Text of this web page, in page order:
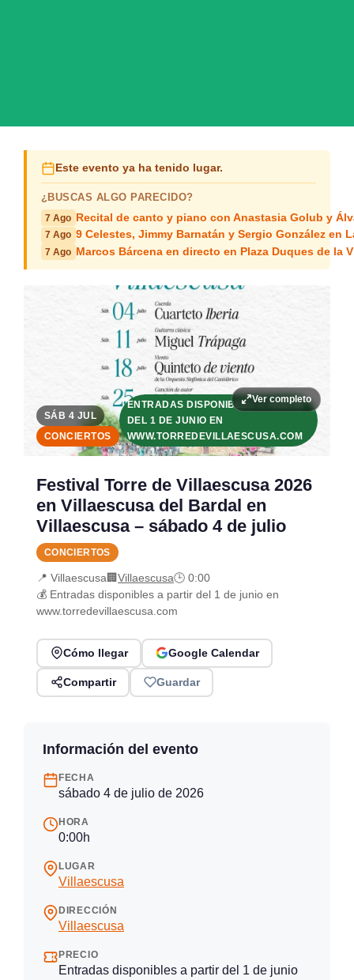
Este evento ya ha tenido lugar.
¿BUSCAS ALGO PARECIDO?
7 Ago Recital de canto y piano con Anastasia Golub y
7 Ago 9 Celestes, Jimmy Barnatán y Sergio González en
7 Ago Marcos Bárcena en directo en Plaza Duques de la
Ver completo
SÁB 4 JUL
CONCIERTOS
ENTRADAS DISPONIBLES A PARTIR
DEL 1 DE JUNIO EN
WWW.TORREDEVILLAESCUSA.COM
Festival Torre de Villaescusa 2026
en Villaescusa del Bardal en
Villaescusa – sábado 4 de julio
CONCIERTOS
📍 Villaescusa🏢Villaescusa🕒 0:00
💰 Entradas disponibles a partir del 1 de junio en
www.torredevillaescusa.com
Cómo llegar Google Calendar
Compartir Guardar
Información del evento
FECHA
sábado 4 de julio de 2026
HORA
0:00h
LUGAR
Villaescusa
DIRECCIÓN
Villaescusa
PRECIO
Entradas disponibles a partir del 1 de junio